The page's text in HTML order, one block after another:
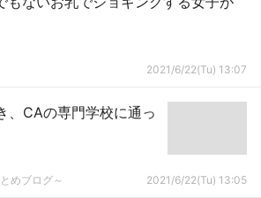
2021/6/22(Tu) 13:07
、CAの専門学校に通っ
めブログ～ 2021/6/22(Tu) 13:05